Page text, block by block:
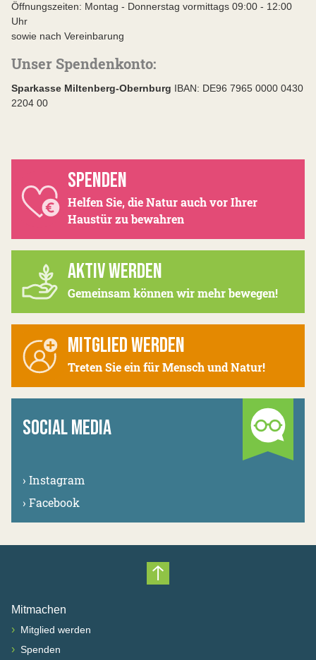
Öffnungszeiten: Montag - Donnerstag vormittags 09:00 - 12:00
Uhr
sowie nach Vereinbarung
Unser Spendenkonto: ​
Sparkasse Miltenberg-Obernburg IBAN: DE96 7965 0000 0430
2204 00 ​
SPENDEN
Helfen Sie, die Natur auch vor Ihrer
Haustür zu bewahren
AKTIV WERDEN
Gemeinsam können wir mehr bewegen!
MITGLIED WERDEN
Treten Sie ein für Mensch und Natur!
SOCIAL MEDIA
› Instagram
› Facebook
Nach oben scrollen
Mitmachen
› Mitglied werden
› Spenden